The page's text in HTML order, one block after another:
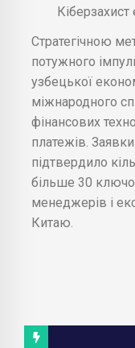
Стратегічною
потужного
узбецької
міжнародного
фінансових
платежів.
підтвердило
більше 30
менеджерів і
Китаю.